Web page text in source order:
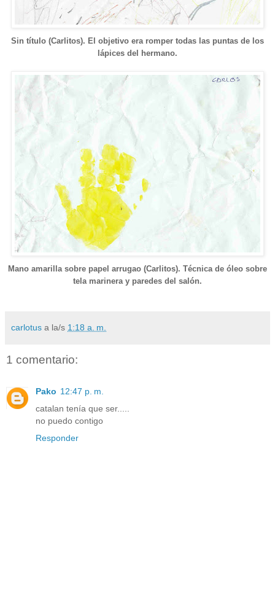
Sin título (Carlitos). El objetivo era romper todas las puntas de los
lápices del hermano.
Mano amarilla sobre papel arrugao (Carlitos). Técnica de óleo sobre
tela marinera y paredes del salón.
carlotus a la/s 1:18 a. m.
1 comentario:
Pako 12:47 p. m.
catalan tenía que ser.....
no puedo contigo
Responder